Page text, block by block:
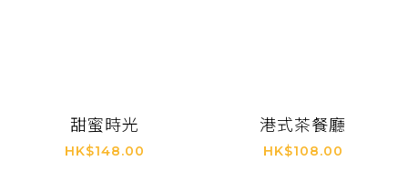
甜蜜時光
HK$148.00
港式茶餐廳
HK$108.00